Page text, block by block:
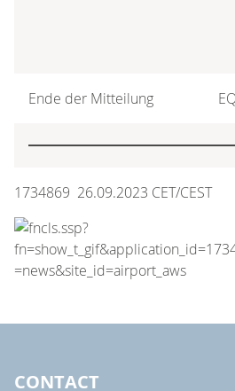
Ende der Mitteilung
1734869 26.09.2023 CET/CEST
CONTACT